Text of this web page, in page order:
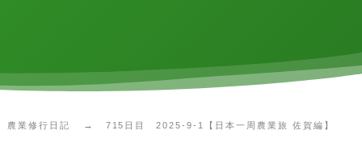
農業修行日記 715日目 2025-9-1【日本一周農業旅 佐賀編】